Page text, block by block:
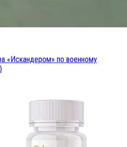
«Искандером» по военному